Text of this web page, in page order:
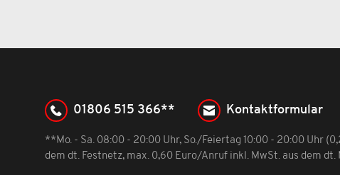
01806 515 366** Kontaktformular
**Mo. - Sa. 08:00 - 20:00 Uhr, So./Feiertag 10:00 - 20:00 Uhr
dem dt. Festnetz, max. 0,60 Euro/Anruf inkl. MwSt. aus dem